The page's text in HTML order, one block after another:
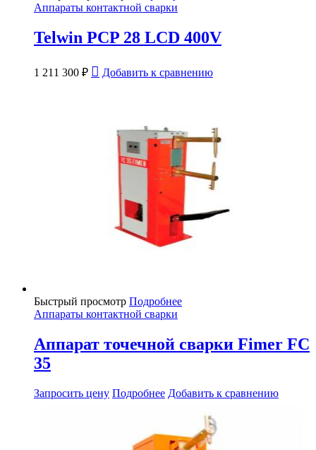
Аппараты контактной сварки
Telwin PCP 28 LCD 400V
1 211 300 ₽ Добавить к сравнению
Быстрый просмотр Подробнее
Аппараты контактной сварки
Аппарат точечной сварки Fimer FC
35
Запросить цену Подробнее Добавить к сравнению